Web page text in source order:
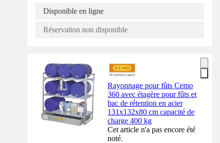
Disponible en ligne
Réservation non disponible
Rayonnage pour fûts Cemo
360 avec étagère pour fûts et
bac de rétention en acier
131x132x80 cm capacité de
charge 400 kg
Cet article n'a pas encore été
noté.